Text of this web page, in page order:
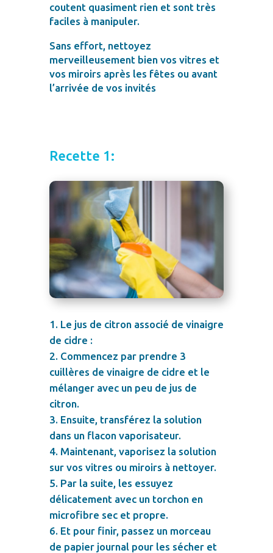
coutent quasiment rien et sont très
faciles à manipuler.
Sans effort, nettoyez
merveilleusement bien vos vitres et
vos miroirs après les fêtes ou avant
l’arrivée de vos invités
Recette 1:
Le jus de citron associé de vinaigre
de cidre :
Commencez par prendre 3
cuillères de vinaigre de cidre et le
mélanger avec un peu de jus de
citron.
Ensuite, transférez la solution
dans un flacon vaporisateur.
Maintenant, vaporisez la solution
sur vos vitres ou miroirs à nettoyer.
Par la suite, les essuyez
délicatement avec un torchon en
microfibre sec et propre.
Et pour finir, passez un morceau
de papier journal pour les sécher et